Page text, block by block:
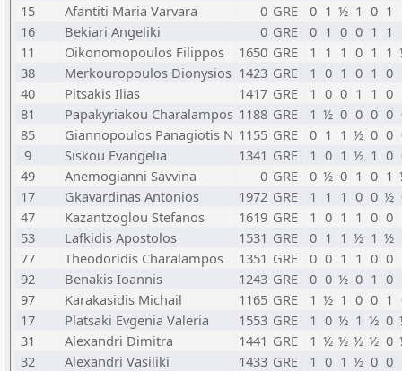
15
Afantiti Maria Varvara 0 GRE 0 1 ½ 1 0 1
16
Bekiari Angeliki 0 GRE 0 1 0 0 1 1
11
Oikonomopoulos Filippos 1650 GRE 1 1 1 0 1 1
38
Merkouropoulos Dionysios 1423 GRE 1 0 1 0 1 0
40
Pitsakis Ilias 1417 GRE 1 0 0 1 1 0
81
Papakyriakou Charalampos 1188 GRE 1 ½ 0 0 0 0
85
Giannopoulos Panagiotis N 1155 GRE 0 1 1 ½ 0 0
9
Siskou Evangelia 1341 GRE 1 0 1 ½ 1 0
49
Anemogianni Savvina 0 GRE 0 ½ 0 1 0 1
17
Gkavardinas Antonios 1972 GRE 1 1 1 0 0 ½
47
Kazantzoglou Stefanos 1619 GRE 1 0 1 1 0 0
53
Lafkidis Apostolos 1531 GRE 0 1 1 ½ 1 ½
77
Theodoridis Charalampos 1351 GRE 0 0 1 1 0 0
92
Benakis Ioannis 1243 GRE 0 0 ½ 0 1 0
97
Karakasidis Michail 1165 GRE 1 ½ 1 0 0 1
17
Platsaki Evgenia Valeria 1553 GRE 1 0 ½ 1 ½ 0
31
Alexandri Dimitra 1441 GRE 1 ½ ½ ½ ½ 0
32
Alexandri Vasiliki 1433 GRE 1 0 1 ½ 0 0